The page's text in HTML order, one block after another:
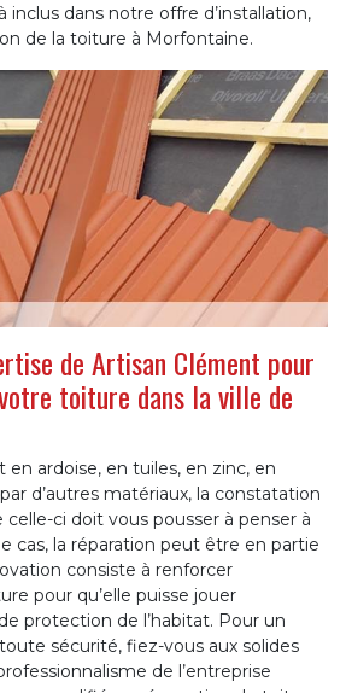
inclus dans notre offre d’installation,
de la toiture à Morfontaine.
de Artisan Clément pour
toiture dans la ville de
ardoise, en tuiles, en zinc, en
d’autres matériaux, la constatation
celle-ci doit vous pousser à penser à
cas, la réparation peut être en partie
consiste à renforcer
pour qu’elle puisse jouer
protection de l’habitat. Pour un
sécurité, fiez-vous aux solides
de l’entreprise